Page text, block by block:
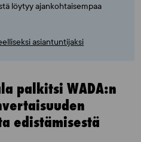
löytyy ajankohtaisempaa
asiantuntijaksi
palkitsi WADA:n
edistämisestä